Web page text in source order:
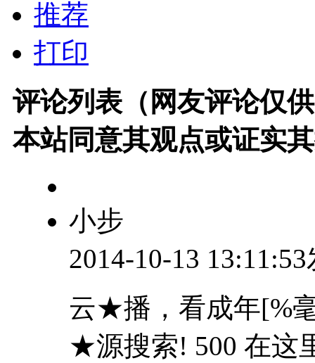
推荐
打印
评论列表（网友评论仅
本站同意其观点或证实
小步
2014-10-13
云★播，看成年[%
★源搜索! 500 在这